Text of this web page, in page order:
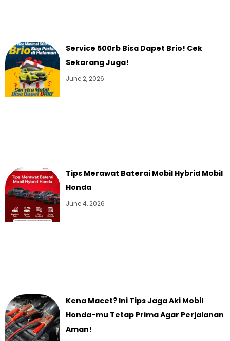
Service 500rb Bisa Dapet Brio! Cek
Sekarang Juga!
June 2, 2026
Tips Merawat Baterai Mobil Hybrid Mobil
Honda
June 4, 2026
Kena Macet? Ini Tips Jaga Aki Mobil
Honda-mu Tetap Prima Agar Perjalanan
Aman!